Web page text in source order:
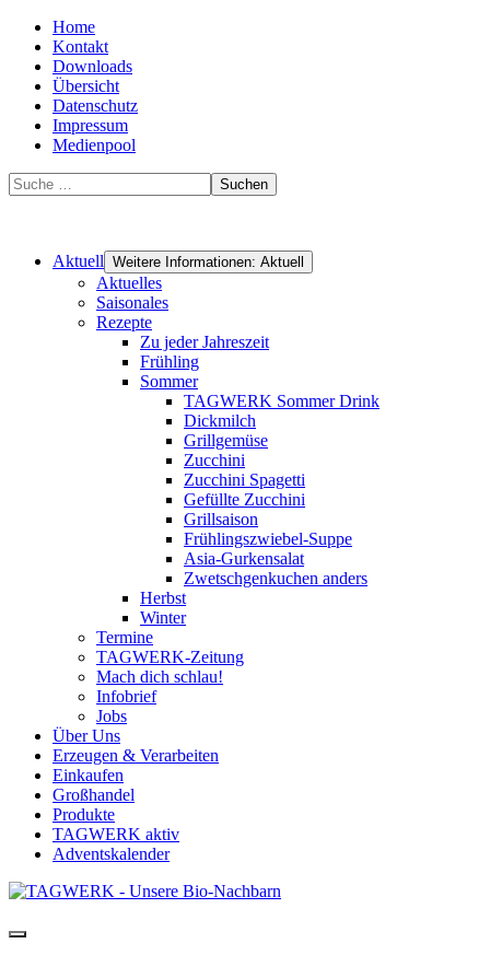
Home
Kontakt
Downloads
Übersicht
Datenschutz
Impressum
Medienpool
Suchen
Aktuell Weitere Informationen: Aktuell
Aktuelles
Saisonales
Rezepte
Zu jeder Jahreszeit
Frühling
Sommer
TAGWERK Sommer Drink
Dickmilch
Grillgemüse
Zucchini
Zucchini Spagetti
Gefüllte Zucchini
Grillsaison
Frühlingszwiebel-Suppe
Asia-Gurkensalat
Zwetschgenkuchen anders
Herbst
Winter
Termine
TAGWERK-Zeitung
Mach dich schlau!
Infobrief
Jobs
Über Uns
Erzeugen & Verarbeiten
Einkaufen
Großhandel
Produkte
TAGWERK aktiv
Adventskalender